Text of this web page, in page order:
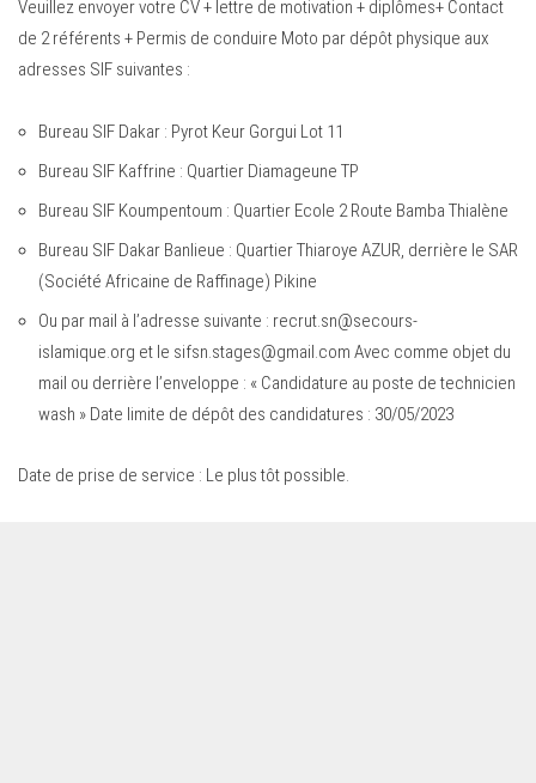
Veuillez envoyer votre CV + lettre de motivation + diplômes+ Contact
de 2 référents + Permis de conduire Moto par dépôt physique aux
adresses SIF suivantes :
Bureau SIF Dakar : Pyrot Keur Gorgui Lot 11
Bureau SIF Kaffrine : Quartier Diamageune TP
Bureau SIF Koumpentoum : Quartier Ecole 2 Route Bamba Thialène
Bureau SIF Dakar Banlieue : Quartier Thiaroye AZUR, derrière le SAR
(Société Africaine de Raffinage) Pikine
Ou par mail à l’adresse suivante : recrut.sn@secours-
islamique.org et le sifsn.stages@gmail.com Avec comme objet du
mail ou derrière l’enveloppe : « Candidature au poste de technicien
wash » Date limite de dépôt des candidatures : 30/05/2023
Date de prise de service : Le plus tôt possible.